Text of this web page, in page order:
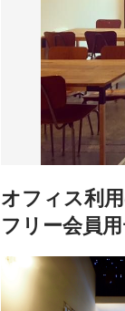
オフィス利
フリー会員